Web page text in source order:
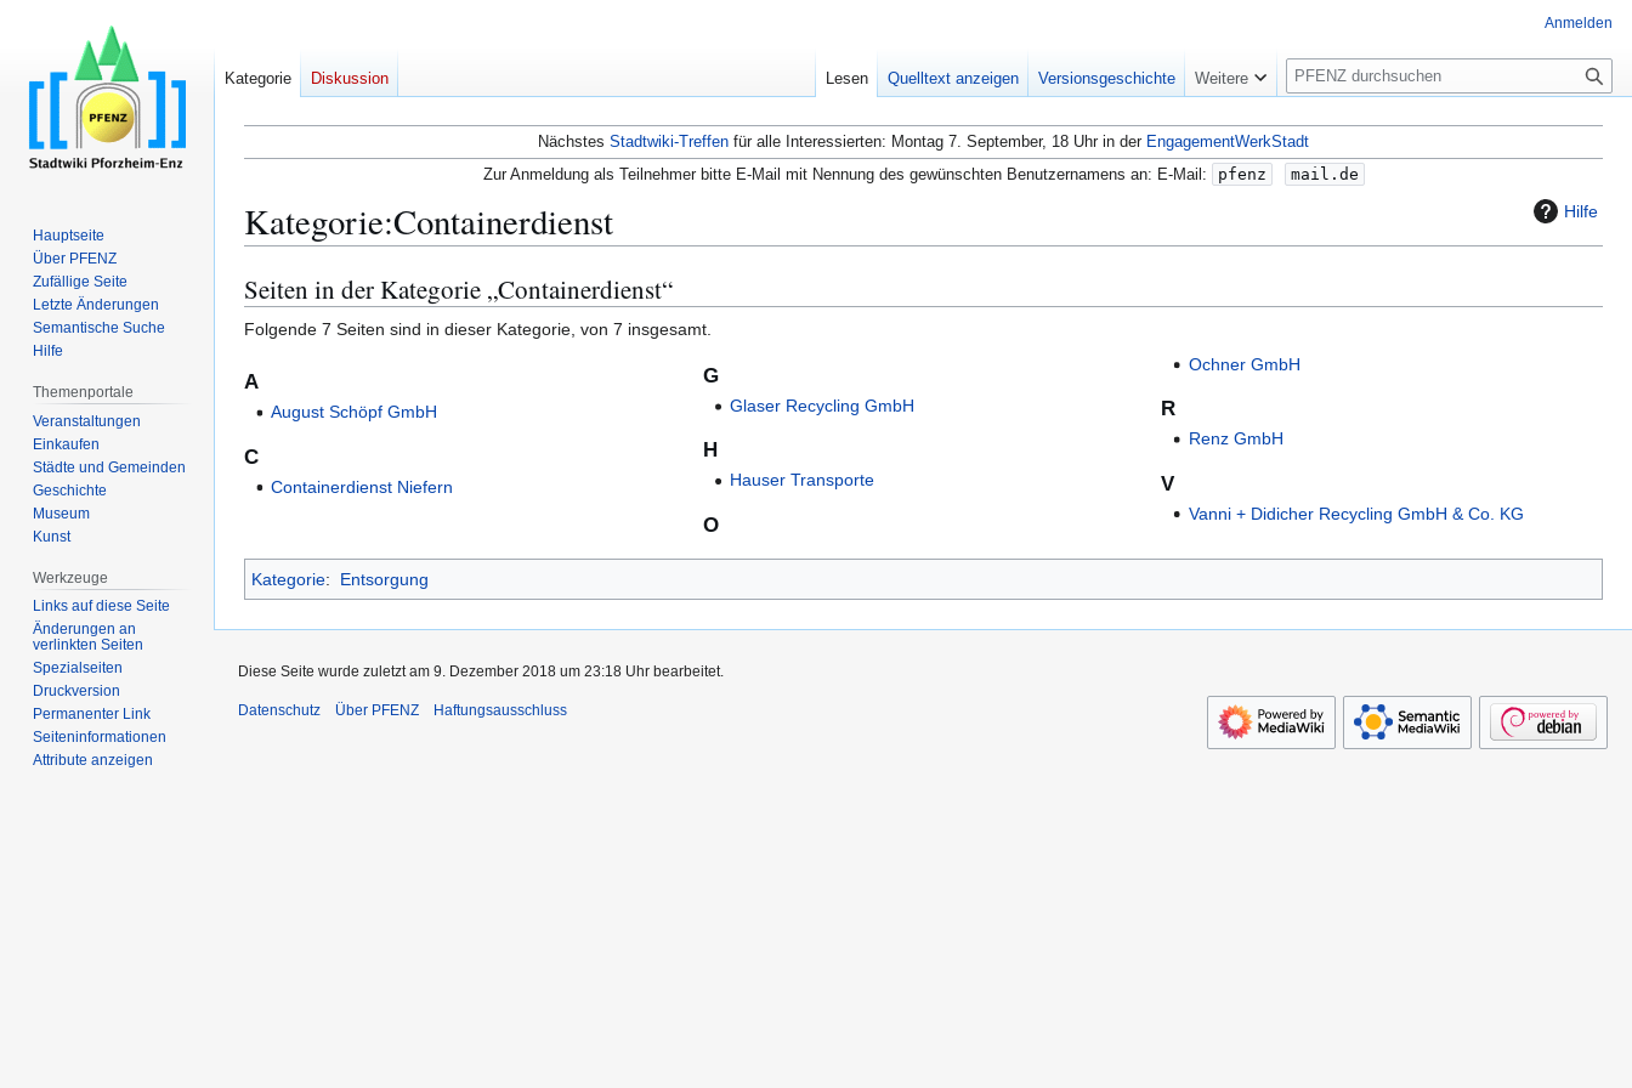
Nächstes Stadtwiki-Treffen für alle Interessierten: Montag 7. September, 18 Uhr in der EngagementWerkStadt
Zur Anmeldung als Teilnehmer bitte E-Mail mit Nennung des gewünschten Benutzernamens an: E-Mail:
pfenz mail.de
Hilfe
Kategorie:Containerdienst
Zur
Navigation
springen
Zur
Suche
springen
Seiten in der Kategorie „Containerdienst“
Folgende 7 Seiten sind in dieser Kategorie, von 7 insgesamt.
A
August Schöpf GmbH
C
Containerdienst Niefern
G
Glaser Recycling GmbH
H
Hauser Transporte
O
Ochner GmbH
R
Renz GmbH
V
Vanni + Didicher Recycling GmbH & Co. KG
Kategorie: Entsorgung
Anmelden
Kategorie Diskussion Lesen Quelltext anzeigen Versionsgeschichte Weitere
S
u
c
h
e
Hauptseite
Über PFENZ
Zufällige Seite
Letzte Änderungen
Semantische Suche
Hilfe
Themenportale
Veranstaltungen
Einkaufen
Städte und Gemeinden
Geschichte
Museum
Kunst
Werkzeuge
Links auf diese Seite
Änderungen an
verlinkten Seiten
Spezialseiten
Druckversion
Permanenter Link
Seiten­­informationen
Attribute anzeigen
Diese Seite wurde zuletzt am 9. Dezember 2018 um 23:18 Uhr bearbeitet.
Datenschutz Über PFENZ Haftungsausschluss